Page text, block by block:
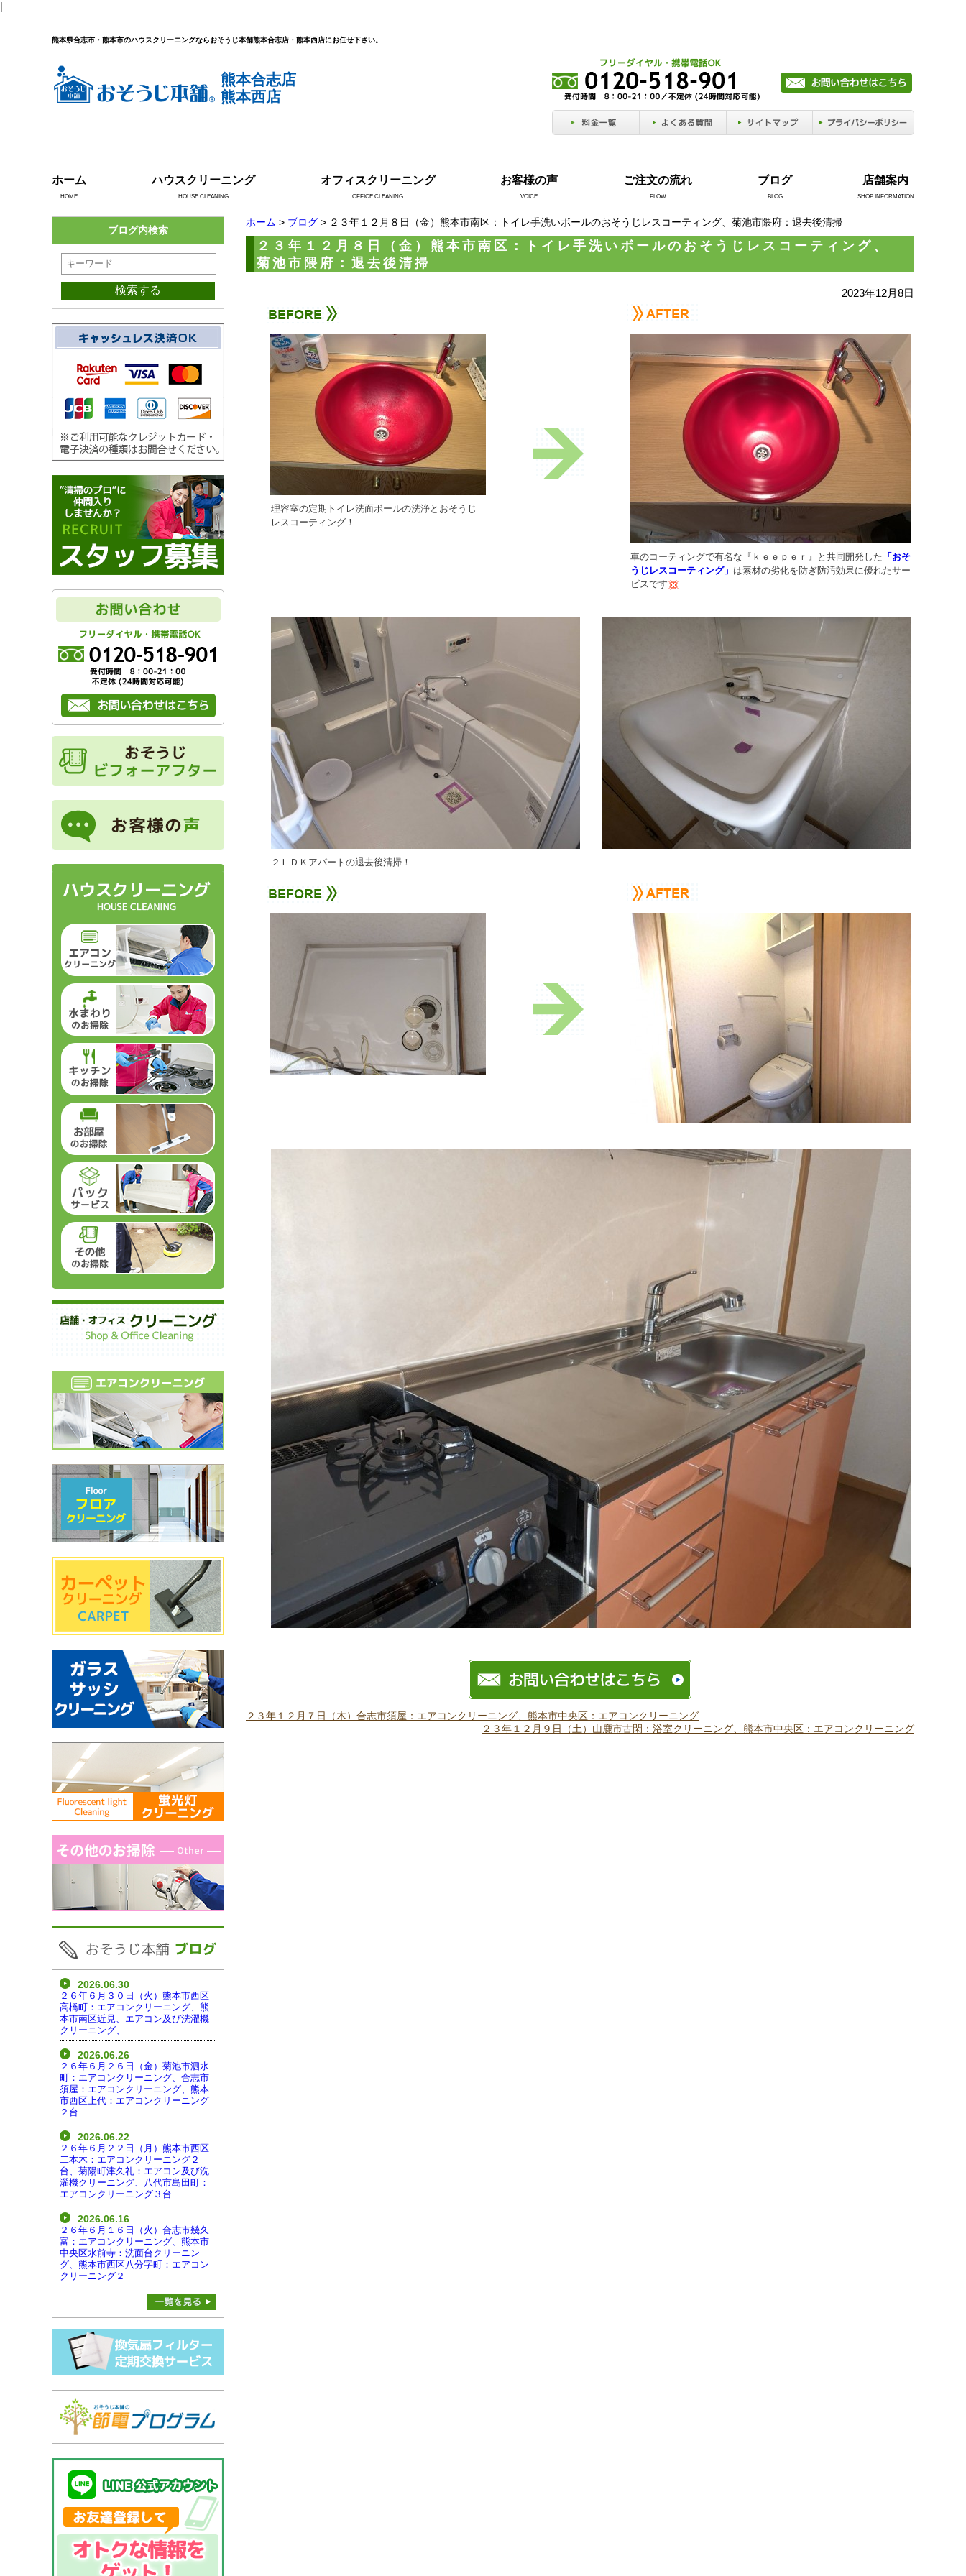
|
熊本県合志市・熊本市のハウスクリーニングならおそうじ本舗熊本合志店・熊本西店にお任せ下さい。
熊本合志店
熊本西店
ホーム
HOME
ハウスクリーニング
HOUSE CLEANING
オフィスクリーニング
OFFICE CLEANING
お客様の声
VOICE
ご注文の流れ
FLOW
ブログ
BLOG
店舗案内
SHOP INFORMATION
ホーム > ブログ > ２３年１２月８日（金）熊本市南区：トイレ手洗いボールのおそうじレスコーティング、菊池市隈府：退去後清掃
２３年１２月８日（金）熊本市南区：トイレ手洗いボールのおそうじレスコーティング、
菊池市隈府：退去後清掃
2023年12月8日
理容室の定期トイレ洗面ボールの洗浄とおそうじ
レスコーティング！
車のコーティングで有名な『ｋｅｅｐｅｒ』と共同開発した 「おそ
うじレスコーティング」 は素材の劣化を防ぎ防汚効果に優れたサー
ビスです
２ＬＤＫアパートの退去後清掃！
２３年１２月７日（木）合志市須屋：エアコンクリーニング、熊本市中央区：エアコンクリーニング
２３年１２月９日（土）山鹿市古閑：浴室クリーニング、熊本市中央区：エアコンクリーニング
ブログ内検索
2026.06.30
２６年６月３０日（火）熊本市西区
高橋町：エアコンクリーニング、熊
本市南区近見、エアコン及び洗濯機
クリーニング、
2026.06.26
２６年６月２６日（金）菊池市泗水
町：エアコンクリーニング、合志市
須屋：エアコンクリーニング、熊本
市西区上代：エアコンクリーニング
２台
2026.06.22
２６年６月２２日（月）熊本市西区
二本木：エアコンクリーニング２
台、菊陽町津久礼：エアコン及び洗
濯機クリーニング、八代市島田町：
エアコンクリーニング３台
2026.06.16
２６年６月１６日（火）合志市幾久
富：エアコンクリーニング、熊本市
中央区水前寺：洗面台クリーニン
グ、熊本市西区八分字町：エアコン
クリーニング２